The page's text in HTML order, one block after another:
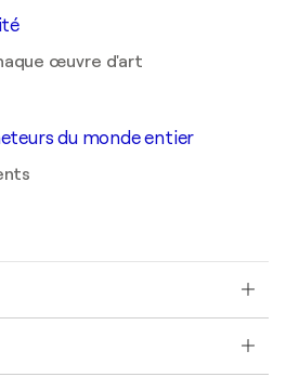
œuvre d'art
du monde entier